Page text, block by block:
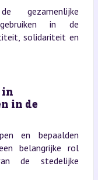
gezamenlijke
in de
solidariteit en
in
in de
en bepaalden
belangrijke rol
de stedelijke